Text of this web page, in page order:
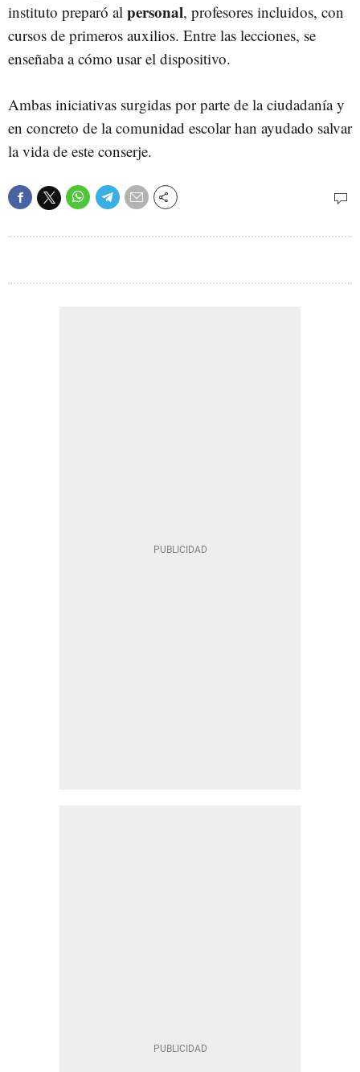
instituto preparó al personal, profesores incluidos, con
cursos de primeros auxilios. Entre las lecciones, se
enseñaba a cómo usar el dispositivo.
Ambas iniciativas surgidas por parte de la ciudadanía y
en concreto de la comunidad escolar han ayudado salvar
la vida de este conserje.